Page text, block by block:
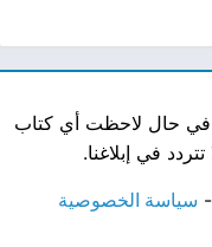
حال لاحظت أي كتاب
في إبلاغنا.
سياسة الخصوصية